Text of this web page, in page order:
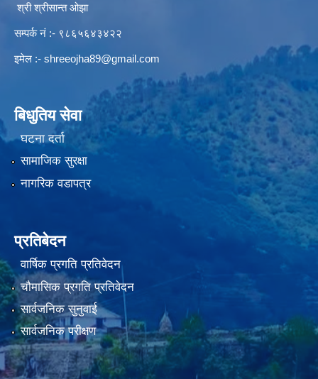
श्री श्रीसान्त ओझा
सम्पर्क नं :- ९८६५६४३४२२
इमेल :- shreeojha89@gmail.com
बिधुतिय सेवा
घटना दर्ता
सामाजिक सुरक्षा
नागरिक वडापत्र
प्रतिबेदन
वार्षिक प्रगति प्रतिवेदन
चौमासिक प्रगति प्रतिवेदन
सार्वजनिक सुनुवाई
सार्वजनिक परीक्षण